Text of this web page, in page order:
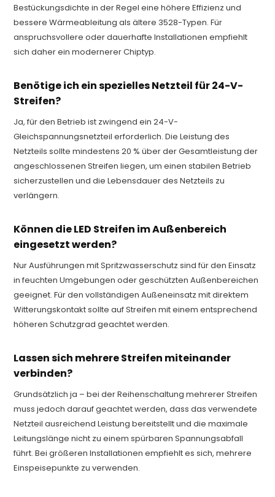
Bestückungsdichte in der Regel eine höhere Effizienz und
bessere Wärmeableitung als ältere 3528-Typen. Für
anspruchsvollere oder dauerhafte Installationen empfiehlt
sich daher ein modernerer Chiptyp.
Benötige ich ein spezielles Netzteil für 24-V-
Streifen?
Ja, für den Betrieb ist zwingend ein 24-V-
Gleichspannungsnetzteil erforderlich. Die Leistung des
Netzteils sollte mindestens 20 % über der Gesamtleistung der
angeschlossenen Streifen liegen, um einen stabilen Betrieb
sicherzustellen und die Lebensdauer des Netzteils zu
verlängern.
Können die LED Streifen im Außenbereich
eingesetzt werden?
Nur Ausführungen mit Spritzwasserschutz sind für den Einsatz
in feuchten Umgebungen oder geschützten Außenbereichen
geeignet. Für den vollständigen Außeneinsatz mit direktem
Witterungskontakt sollte auf Streifen mit einem entsprechend
höheren Schutzgrad geachtet werden.
Lassen sich mehrere Streifen miteinander
verbinden?
Grundsätzlich ja – bei der Reihenschaltung mehrerer Streifen
muss jedoch darauf geachtet werden, dass das verwendete
Netzteil ausreichend Leistung bereitstellt und die maximale
Leitungslänge nicht zu einem spürbaren Spannungsabfall
führt. Bei größeren Installationen empfiehlt es sich, mehrere
Einspeisepunkte zu verwenden.